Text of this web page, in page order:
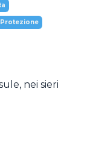
Protezione
nei sieri